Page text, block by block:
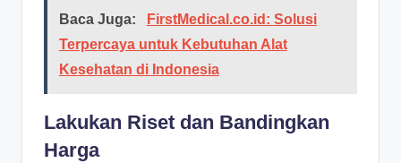
Baca Juga:
FirstMedical.co.id: Solusi
Terpercaya untuk Kebutuhan Alat
Kesehatan di Indonesia
Lakukan Riset dan Bandingkan
Harga